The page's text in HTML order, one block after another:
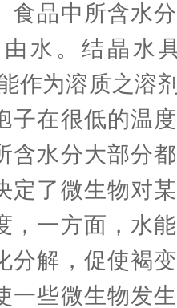
食品中所含水
水。结晶水
作为溶质之溶
子在很低的温
含水分大部分
定了微生物对
，一方面，水
分解，促使褐
一些微生物发